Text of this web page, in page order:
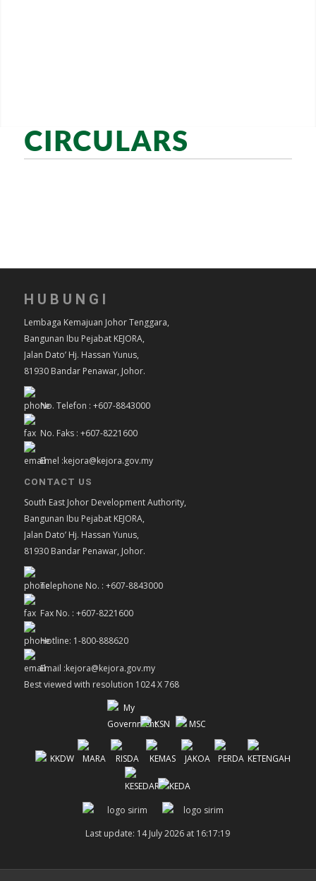
CIRCULARS
HUBUNGI
Lembaga Kemajuan Johor Tenggara,
Bangunan Ibu Pejabat KEJORA,
Jalan Dato’ Hj. Hassan Yunus,
81930 Bandar Penawar, Johor.
No. Telefon : +607-8843000
No. Faks : +607-8221600
Emel :kejora@kejora.gov.my
CONTACT US
South East Johor Development Authority,
Bangunan Ibu Pejabat KEJORA,
Jalan Dato’ Hj. Hassan Yunus,
81930 Bandar Penawar, Johor.
Telephone No. : +607-8843000
Fax No. : +607-8221600
Hotline: 1-800-888620
Email :kejora@kejora.gov.my
Best viewed with resolution 1024 X 768
Last update: 14 July 2026 at 16:17:19